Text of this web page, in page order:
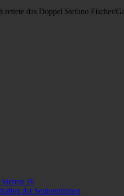
das Doppel Stefano Fischer/
Herren IV
der SeniorenInnen